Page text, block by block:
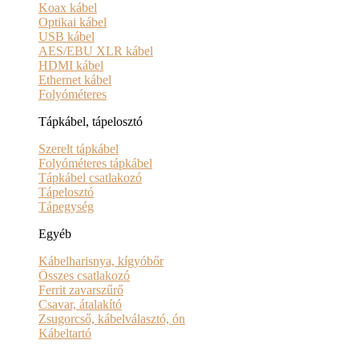
Koax kábel
Optikai kábel
USB kábel
AES/EBU XLR kábel
HDMI kábel
Ethernet kábel
Folyóméteres
Tápkábel, tápelosztó
Szerelt tápkábel
Folyóméteres tápkábel
Tápkábel csatlakozó
Tápelosztó
Tápegység
Egyéb
Kábelharisnya, kígyóbőr
Összes csatlakozó
Ferrit zavarszűrő
Csavar, átalakító
Zsugorcső, kábelválasztó, ón
Kábeltartó